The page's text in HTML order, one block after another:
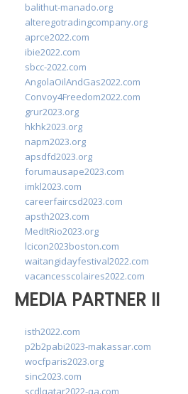
balithut-manado.org
alteregotradingcompany.org
aprce2022.com
ibie2022.com
sbcc-2022.com
AngolaOilAndGas2022.com
Convoy4Freedom2022.com
grur2023.org
hkhk2023.org
napm2023.org
apsdfd2023.org
forumausape2023.com
imkl2023.com
careerfaircsd2023.com
apsth2023.com
MedItRio2023.org
lcicon2023boston.com
waitangidayfestival2022.com
vacancesscolaires2022.com
MEDIA PARTNER II
isth2022.com
p2b2pabi2023-makassar.com
wocfparis2023.org
sinc2023.com
scdlqatar2022-qa.com